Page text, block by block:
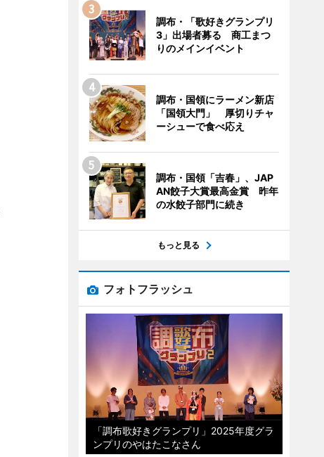
調布・「歌好きグランプリ
3」出場者募る 商工まつ
りのメインイベント
調布・国領にラーメン新店
「国領大門」 厚切りチャ
ーシューで食べ応え
調布・国領「吉春」、JAP
AN餃子大賞最高金賞 昨年
の水餃子部門に続き
もっと見る
フォトフラッシュ
「調布歌好きグランプリ」2025年度グラ
ンプリのやはたこなさん